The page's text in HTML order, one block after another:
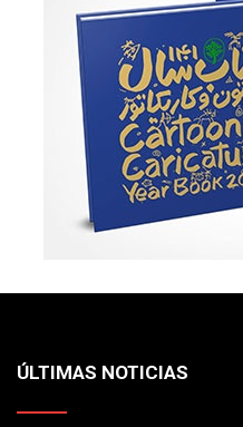
ÚLTIMAS NOTICIAS